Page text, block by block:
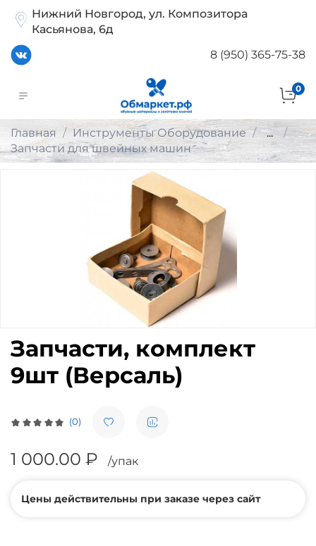
Нижний Новгород, ул. Композитора
Касьянова, 6д
8 (950) 365-75-38
0
Главная Инструменты Оборудование
...
Запчасти для швейных машин
(0)
Запчасти, комплект
9шт (Версаль)
1 000.00 ₽ /упак
Цены действительны при заказе через сайт